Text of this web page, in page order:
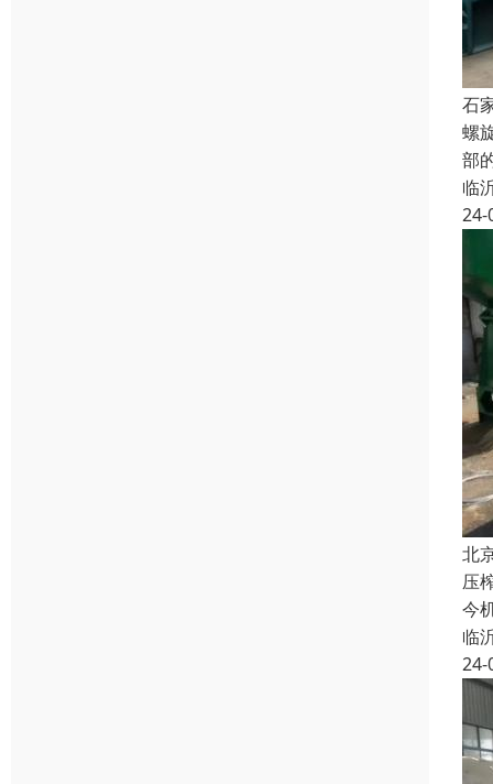
石
螺
部
临
24-
北
压
今
临
24-